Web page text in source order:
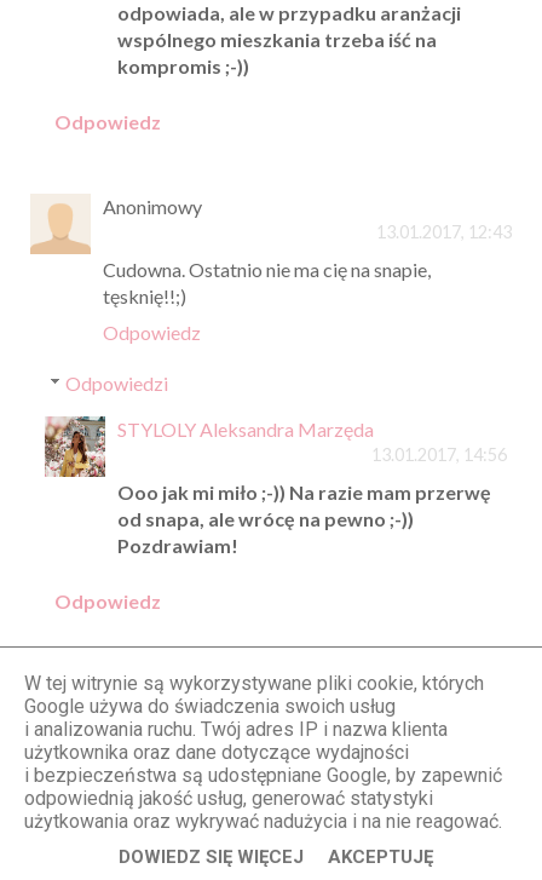
odpowiada, ale w przypadku aranżacji
wspólnego mieszkania trzeba iść na
kompromis ;-))
Odpowiedz
Anonimowy
13.01.2017, 12:43
Cudowna. Ostatnio nie ma cię na snapie,
tęsknię!!;)
Odpowiedz
Odpowiedzi
STYLOLY Aleksandra Marzęda
13.01.2017, 14:56
Ooo jak mi miło ;-)) Na razie mam przerwę
od snapa, ale wrócę na pewno ;-))
Pozdrawiam!
Odpowiedz
Unknown
13.01.2017, 12:59
Bardzo pięknie ,dobrze wykorzystany każdy
centrymetr <3
Jak z bajki
Odpowiedz
W tej witrynie są wykorzystywane pliki cookie, których
Google używa do świadczenia swoich usług
i analizowania ruchu. Twój adres IP i nazwa klienta
użytkownika oraz dane dotyczące wydajności
i bezpieczeństwa są udostępniane Google, by zapewnić
odpowiednią jakość usług, generować statystyki
użytkowania oraz wykrywać nadużycia i na nie reagować.
DOWIEDZ SIĘ WIĘCEJ AKCEPTUJĘ